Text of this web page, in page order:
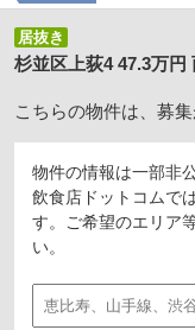
居抜き
杉並区上荻4 47.3万円
こちらの物件は、募
物件の情報は一部非
飲食店ドットコムで
す。ご希望のエリア
い。